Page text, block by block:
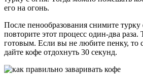
его на огонь.
После пенообразования снимите
повторите этот процесс один-два раза.
готовым. Если вы не любите пенку, то
дайте кофе отдохнуть 30 секунд.